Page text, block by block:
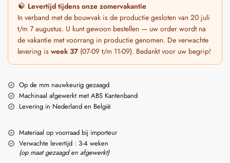
Levertijd tijdens onze zomervakantie
In verband met de bouwvak is de productie gesloten van 20 juli
t/m 7 augustus. U kunt gewoon bestellen — uw order wordt na
de vakantie met voorrang in productie genomen. De verwachte
levering is week 37 (07-09 t/m 11-09). Bedankt voor uw begrip!
Op de mm nauwkeurig gezaagd
Machinaal afgewerkt met ABS Kantenband
Levering in Nederland en België
Materiaal op voorraad bij importeur
Verwachte levertijd : 3-4 weken
(op maat gezaagd en afgewerkt)